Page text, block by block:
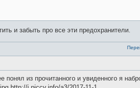
и забыть про все эти предохранители.
из прочитанного и увиденного я